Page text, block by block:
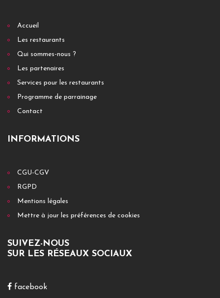
Accueil
Les restaurants
Qui sommes-nous ?
Les partenaires
Services pour les restaurants
Programme de parrainage
Contact
INFORMATIONS
CGU-CGV
RGPD
Mentions légales
Mettre à jour les préférences de cookies
SUIVEZ-NOUS
SUR LES RÉSEAUX SOCIAUX
facebook